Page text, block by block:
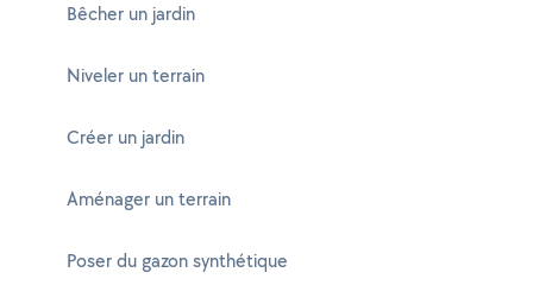
Bêcher un jardin
Niveler un terrain
Créer un jardin
Aménager un terrain
Poser du gazon synthétique